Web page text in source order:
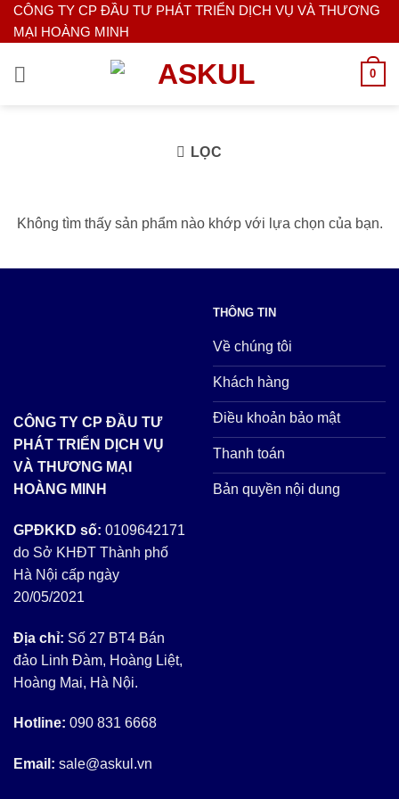
Bỏ
qua
CÔNG TY CP ĐẦU TƯ PHÁT TRIỂN DỊCH VỤ VÀ THƯƠNG
MẠI HOÀNG MINH
0
LỌC
Không tìm thấy sản phẩm nào khớp với lựa chọn của bạn.
CÔNG TY CP ĐẦU TƯ
PHÁT TRIỂN DỊCH VỤ
VÀ THƯƠNG MẠI
HOÀNG MINH
GPĐKKD số: 0109642171
do Sở KHĐT Thành phố
Hà Nội cấp ngày
20/05/2021
Địa chỉ: Số 27 BT4 Bán
đảo Linh Đàm, Hoàng Liệt,
Hoàng Mai, Hà Nội.
Hotline: 090 831 6668
Email: sale@askul.vn
THÔNG TIN
Về chúng tôi
Khách hàng
Điều khoản bảo mật
Thanh toán
Bản quyền nội dung